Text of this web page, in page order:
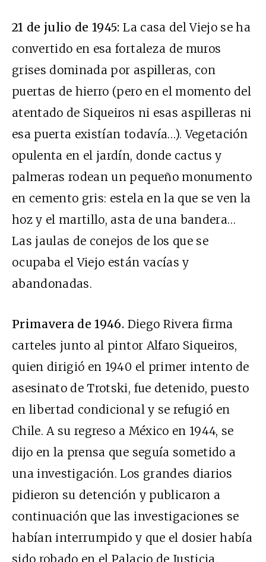
21 de julio de 1945:La casa del Viejo se ha
convertido en esa fortaleza de muros
grises dominada por aspilleras, con
puertas de hierro (pero en el momento del
atentado de Siqueiros ni esas aspilleras ni
esa puerta existían todavía…). Vegetación
opulenta en el jardín, donde cactus y
palmeras rodean un pequeño monumento
en cemento gris: estela en la que se ven la
hoz y el martillo, asta de una bandera…
Las jaulas de conejos de los que se
ocupaba el Viejo están vacías y
abandonadas.
Primavera de 1946. Diego Rivera firma
carteles junto al pintor Alfaro Siqueiros,
quien dirigió en 1940 el primer intento de
asesinato de Trotski, fue detenido, puesto
en libertad condicional y se refugió en
Chile. A su regreso a México en 1944, se
dijo en la prensa que seguía sometido a
una investigación. Los grandes diarios
pidieron su detención y publicaron a
continuación que las investigaciones se
habían interrumpido y que el dosier había
sido robado en el Palacio de Justicia.